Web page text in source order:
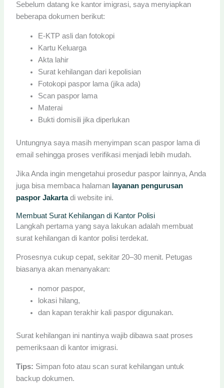
Sebelum datang ke kantor imigrasi, saya menyiapkan
beberapa dokumen berikut:
E-KTP asli dan fotokopi
Kartu Keluarga
Akta lahir
Surat kehilangan dari kepolisian
Fotokopi paspor lama (jika ada)
Scan paspor lama
Materai
Bukti domisili jika diperlukan
Untungnya saya masih menyimpan scan paspor lama di
email sehingga proses verifikasi menjadi lebih mudah.
Jika Anda ingin mengetahui prosedur paspor lainnya, Anda
juga bisa membaca halaman layanan pengurusan
paspor Jakartadi website ini.
Membuat Surat Kehilangan di Kantor Polisi
Langkah pertama yang saya lakukan adalah membuat
surat kehilangan di kantor polisi terdekat.
Prosesnya cukup cepat, sekitar 20–30 menit. Petugas
biasanya akan menanyakan:
nomor paspor,
lokasi hilang,
dan kapan terakhir kali paspor digunakan.
Surat kehilangan ini nantinya wajib dibawa saat proses
pemeriksaan di kantor imigrasi.
Tips: Simpan foto atau scan surat kehilangan untuk
backup dokumen.